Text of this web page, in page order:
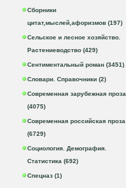
Сборники
цитат,мыслей,афоризмов (197)
Сельское и лесное хозяйство.
Растениеводство (429)
Сентиментальный роман (3451)
Словари. Справочники (2)
Современная зарубежная проза
(4075)
Современная российская проза
(6729)
Социология. Демография.
Статистика (692)
Спецназ (1)